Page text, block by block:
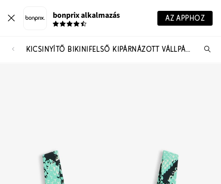
bonprix alkalmazás AZ APPHOZ
KICSINYÍTŐ BIKINIFELSŐ KIPÁRNÁZOTT VÁLLPÁNTOKKAL